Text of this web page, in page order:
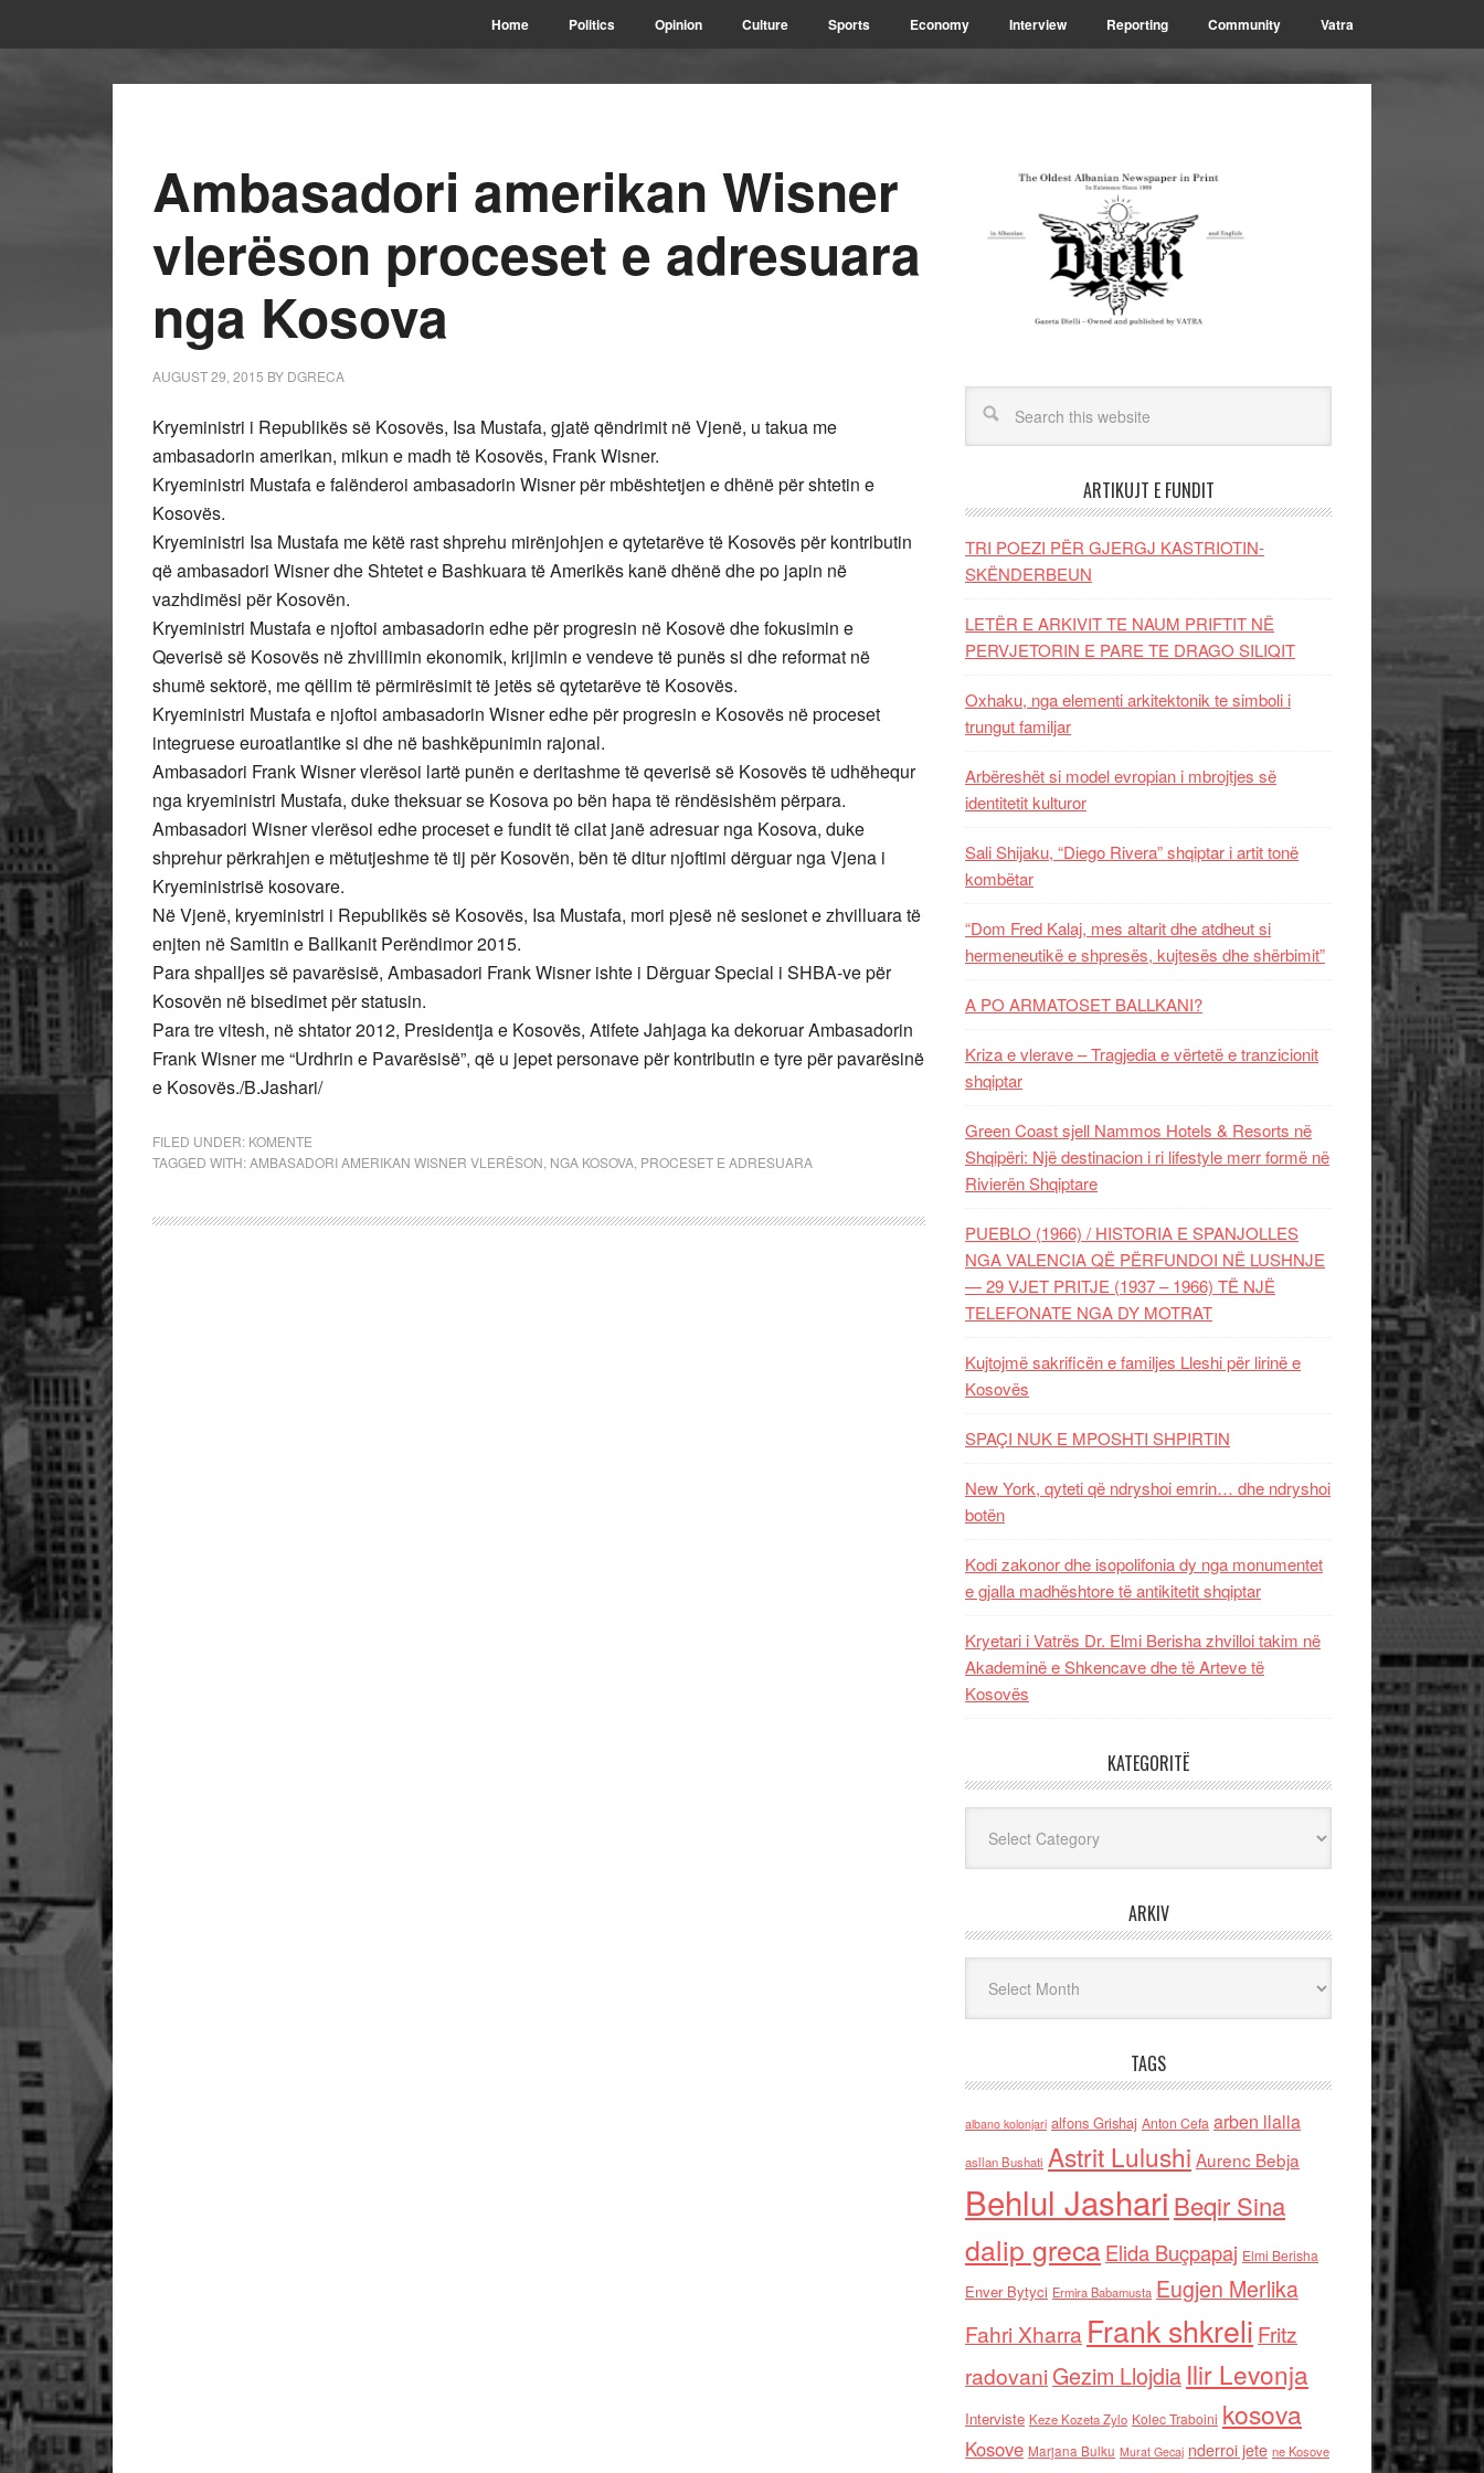
Home Politics Opinion Culture Sports Economy Interview Reporting Community Vatra
Ambasadori amerikan Wisner
vlerëson proceset e adresuara
nga Kosova
AUGUST 29, 2015 BY DGRECA
Kryeministri i Republikës së Kosovës, Isa Mustafa, gjatë qëndrimit në Vjenë, u takua me
ambasadorin amerikan, mikun e madh të Kosovës, Frank Wisner.
Kryeministri Mustafa e falënderoi ambasadorin Wisner për mbështetjen e dhënë për shtetin e
Kosovës.
Kryeministri Isa Mustafa me këtë rast shprehu mirënjohjen e qytetarëve të Kosovës për kontributin
që ambasadori Wisner dhe Shtetet e Bashkuara të Amerikës kanë dhënë dhe po japin në
vazhdimësi për Kosovën.
Kryeministri Mustafa e njoftoi ambasadorin edhe për progresin në Kosovë dhe fokusimin e
Qeverisë së Kosovës në zhvillimin ekonomik, krijimin e vendeve të punës si dhe reformat në
shumë sektorë, me qëllim të përmirësimit të jetës së qytetarëve të Kosovës.
Kryeministri Mustafa e njoftoi ambasadorin Wisner edhe për progresin e Kosovës në proceset
integruese euroatlantike si dhe në bashkëpunimin rajonal.
Ambasadori Frank Wisner vlerësoi lartë punën e deritashme të qeverisë së Kosovës të udhëhequr
nga kryeministri Mustafa, duke theksuar se Kosova po bën hapa të rëndësishëm përpara.
Ambasadori Wisner vlerësoi edhe proceset e fundit të cilat janë adresuar nga Kosova, duke
shprehur përkrahjen e mëtutjeshme të tij për Kosovën, bën të ditur njoftimi dërguar nga Vjena i
Kryeministrisë kosovare.
Në Vjenë, kryeministri i Republikës së Kosovës, Isa Mustafa, mori pjesë në sesionet e zhvilluara të
enjten në Samitin e Ballkanit Perëndimor 2015.
Para shpalljes së pavarësisë, Ambasadori Frank Wisner ishte i Dërguar Special i SHBA-ve për
Kosovën në bisedimet për statusin.
Para tre vitesh, në shtator 2012, Presidentja e Kosovës, Atifete Jahjaga ka dekoruar Ambasadorin
Frank Wisner me “Urdhrin e Pavarësisë”, që u jepet personave për kontributin e tyre për pavarësinë
e Kosovës./B.Jashari/
FILED UNDER: KOMENTE
TAGGED WITH:AMBASADORI AMERIKAN WISNER VLERËSON NGA KOSOVA PROCESET E ADRESUARA
ARTIKUJT E FUNDIT
TRI POEZI PËR GJERGJ KASTRIOTIN-
SKËNDERBEUN
LETËR E ARKIVIT TE NAUM PRIFTIT NË
PERVJETORIN E PARE TE DRAGO SILIQIT
Oxhaku, nga elementi arkitektonik te simboli i
trungut familjar
Arbëreshët si model evropian i mbrojtjes së
identitetit kulturor
Sali Shijaku, “Diego Rivera” shqiptar i artit tonë
kombëtar
“Dom Fred Kalaj, mes altarit dhe atdheut si
hermeneutikë e shpresës, kujtesës dhe shërbimit”
A PO ARMATOSET BALLKANI?
Kriza e vlerave – Tragjedia e vërtetë e tranzicionit
shqiptar
Green Coast sjell Nammos Hotels & Resorts në
Shqipëri: Një destinacion i ri lifestyle merr formë në
Rivierën Shqiptare
PUEBLO (1966) / HISTORIA E SPANJOLLES
NGA VALENCIA QË PËRFUNDOI NË LUSHNJE
— 29 VJET PRITJE (1937 – 1966) TË NJË
TELEFONATE NGA DY MOTRAT
Kujtojmë sakrificën e familjes Lleshi për lirinë e
Kosovës
SPAÇI NUK E MPOSHTI SHPIRTIN
New York, qyteti që ndryshoi emrin… dhe ndryshoi
botën
Kodi zakonor dhe isopolifonia dy nga monumentet
e gjalla madhështore të antikitetit shqiptar
Kryetari i Vatrës Dr. Elmi Berisha zhvilloi takim në
Akademinë e Shkencave dhe të Arteve të
Kosovës
KATEGORITË
ARKIV
TAGS
albano kolonjari alfons Grishaj Anton Cefa arben llalla
asllan Bushati Astrit Lulushi Aurenc Bebja
Behlul Jashari Beqir Sina
dalip grecaElida Buçpapaj Elmi Berisha
Enver Bytyci Ermira Babamusta Eugjen Merlika
Fahri Xharra Frank shkreli Fritz
radovaniGezim Llojdia Ilir Levonja
Interviste Keze Kozeta Zylo Kolec Traboini kosova
Kosove Marjana Bulku Murat Gecaj nderroi jete ne Kosove